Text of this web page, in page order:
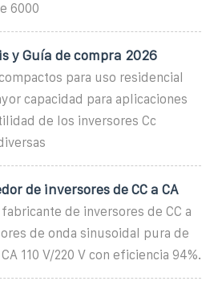
6000
y Guía de compra 2026
para uso residencial
capacidad para aplicaciones
de los inversores Cc
de inversores de CC a CA
de inversores de CC a
de onda sinusoidal pura de
110 V/220 V con eficiencia 94%.